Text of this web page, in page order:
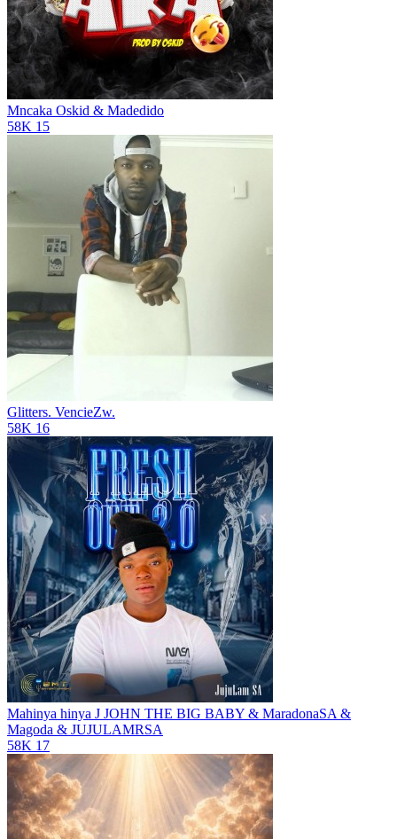
Mncaka Oskid & Madedido
58K 15
Glitters. VencieZw.
58K 16
Mahinya hinya J JOHN THE BIG BABY & MaradonaSA &
Magoda & JUJULAMRSA
58K 17